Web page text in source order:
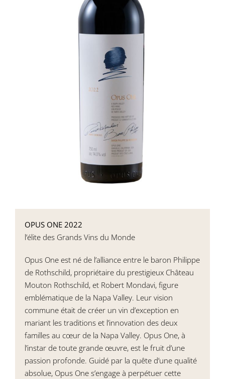
OPUS ONE 2022
l’élite des Grands Vins du Monde
Opus One est né de l’alliance entre le baron Philippe
de Rothschild, propriétaire du prestigieux Château
Mouton Rothschild, et Robert Mondavi, figure
emblématique de la Napa Valley. Leur vision
commune était de créer un vin d’exception en
mariant les traditions et l’innovation des deux
familles au cœur de la Napa Valley. Opus One, à
l’instar de toute grande œuvre, est le fruit d’une
passion profonde. Guidé par la quête d’une qualité
absolue, Opus One s’engage à perpétuer cette